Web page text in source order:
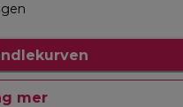
mer